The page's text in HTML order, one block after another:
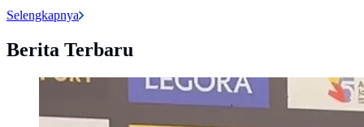
Selengkapnya
Berita Terbaru